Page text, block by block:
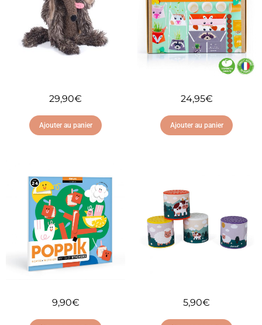
29,90€
Ajouter au panier
Ajouter à ma liste
d'envies
24,95€
Ajouter au panier
d'envies
9,90€ 5,90€